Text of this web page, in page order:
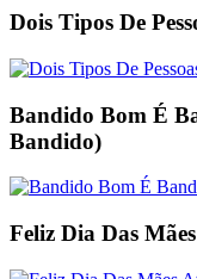
Dois Tipos De
Bandido Bom É
Bandido)
Feliz Dia Das